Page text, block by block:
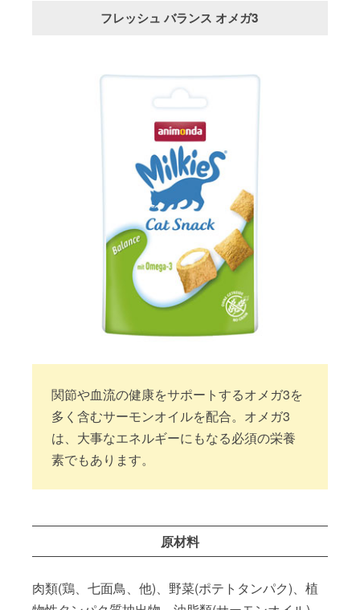
フレッシュ バランス オメガ3
関節や血流の健康をサポートするオメガ3を
多く含むサーモンオイルを配合。オメガ3
は、大事なエネルギーにもなる必須の栄養
素でもあります。
原材料
肉類(鶏、七面鳥、他)、野菜(ポテトタンパク)、植